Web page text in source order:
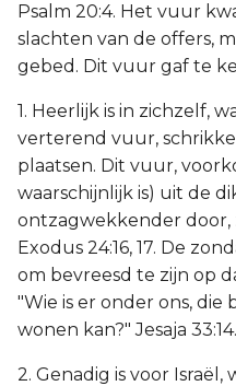
Psalm 20:4. Het vuur
slachten van de offers,
gebed. Dit vuur gaf te
1. Heerlijk is in zichzelf,
verterend vuur,
plaatsen. Dit vuur,
waarschijnlijk is) uit de
ontzagwekkender door,
Exodus 24:16, 17. De
om bevreesd te zijn op
"Wie is er onder ons,
wonen kan?" Jesaja
2. Genadig is voor